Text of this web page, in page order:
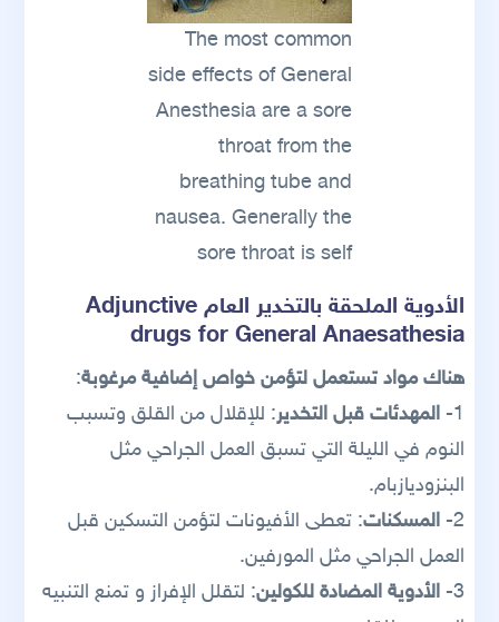
The most common
side effects of General
Anesthesia are a sore
throat from the
breathing tube and
nausea. Generally the
sore throat is self
الأدوية الملحقة بالتخدير العام Adjunctive
drugs for General Anaesathesia
هناك مواد تستعمل لتؤمن خواص إضافية مرغوبة:
1-
المهدئات قبل التخدير: للإقلال من القلق وتسبب
النوم في الليلة التي تسبق العمل الجراحي مثل
البنزوديازبام.
2- المسكنات: تعطى الأفيونات لتؤمن التسكين قبل
العمل الجراحي مثل المورفين.
3- الأدوية المضادة للكولين: لتقلل الإفراز و تمنع التنبيه